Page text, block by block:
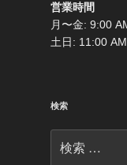
営業時間
月〜金: 9:00
土日: 11:00
検索
索: